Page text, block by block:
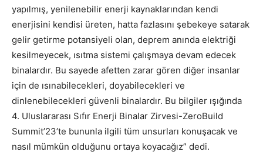
yapılmış, yenilenebilir enerji kaynaklarından kendi
enerjisini kendisi üreten, hatta fazlasını şebekeye satarak
gelir getirme potansiyeli olan, deprem anında elektriği
kesilmeyecek, ısıtma sistemi çalışmaya devam edecek
binalardır. Bu sayede afetten zarar gören diğer insanlar
için de ısınabilecekleri, doyabilecekleri ve
dinlenebilecekleri güvenli binalardır. Bu bilgiler ışığında
4. Uluslararası Sıfır Enerji Binalar Zirvesi-ZeroBuild
Summit’23’te bununla ilgili tüm unsurları konuşacak ve
nasıl mümkün olduğunu ortaya koyacağız” dedi.